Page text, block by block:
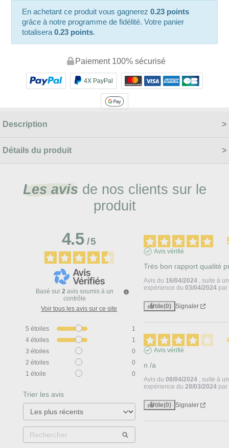
En achetant ce produit vous gagnerez0.23 points
grâce à notre programme de fidélité. Votre panier
totalisera0.23 points.
Paiement 100% sécurisé
4X PayPal
Description
Détails du produit
Les avis de nos clients sur le
produit
4.5/5
Basé sur 2 avis soumis à un
contrôle
Voir tous les avis sur ce site
5 étoiles
1
4 étoiles
1
3 étoiles
0
2 étoiles
0
1 étoile 0
Trier les avis
Avis vérifié
Très bon rapport qualité
Avis du 16/04/2024 , suite à
expérience du03/04/2024 par
Utile(0) Signaler
Avis vérifié
n /a
Avis du08/04/2024 , suite à
expérience du28/03/2024 par
Utile(0) Signaler